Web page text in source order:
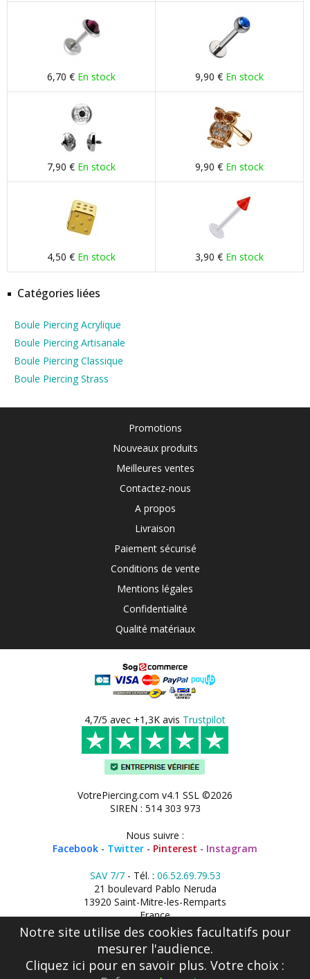
6,70 € En stock 9,90 € En stock
7,90 € En stock 9,90 € En stock
4,50 € En stock 3,90 € En stock
Catégories liées
Boule Piercing Acrylique
Boule Piercing Artisanale
Boule Piercing Classique
Boule Piercing Strass
Promotions
Nouveaux produits
Meilleures ventes
Contactez-nous
A propos
Livraison
Paiement sécurisé
Conditions de vente
Mentions légales
Confidentialité
Qualité matériaux
4,7/5 avec +1,3K avis Trustpilot
VotrePiercing.com v4.1 SSL ©2026
SIREN : 514 303 973
Nous suivre :
Facebook - Twitter - Pinterest - Instagram
SAV 7/7- Tél. : 06.52.69.79.53
21 boulevard Pablo Neruda
13920 Saint-Mitre-les-Remparts
France
Notre site utilise des cookies facultatifs pour
mesurer l'audience.
Cliquez ici pour en savoir plus. Votre choix :